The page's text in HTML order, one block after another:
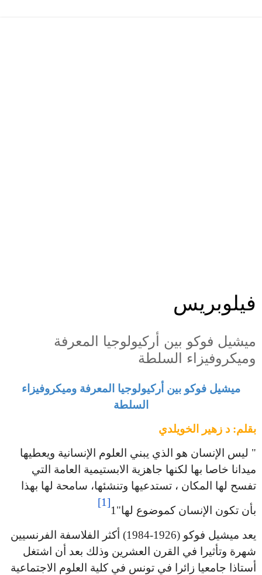
فيلوبريس
ميشيل فوكو بين أركيولوجيا المعرفة
وميكروفيزاء السلطة
ميشيل فوكو بين أركيولوجيا المعرفة وميكروفيزاء
السلطة
بقلم: د زهير الخويلدي
" ليس الإنسان هو الذي يبني العلوم الإنسانية ويعطيها
ميدانا خاصا بها لكنها جاهزية الابستيمية العامة التي
تفسح لها المكان ، تستدعيها وتنشئها، سامحة لها بهذا
بأن تكون الإنسان كموضوع لها"1
[1]
يعد ميشيل فوكو (1926-1984) أكثر الفلاسفة الفرنسيين
شهرة وتأثيرا في القرن العشرين وذلك بعد أن اشتغل
أستاذا جامعيا زائرا في تونس في كلية العلوم الاجتماعية